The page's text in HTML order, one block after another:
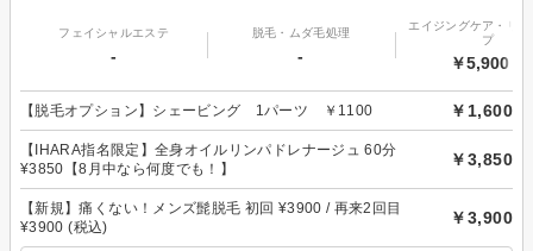
フェイシャルエステ
-
脱毛・ムダ毛処理
-
エイジングケア・リ
プ
￥5,900～
【脱毛オプション】シェービング 1パーツ ￥1100 ￥1,600
【IHARA指名限定】全身オイルリンパドレナージュ 60分
¥3850【8月中なら何度でも！】
￥3,850
【新規】痛くない！メンズ髭脱毛 初回 ¥3900 / 再来2回目
¥3900 (税込)
￥3,900